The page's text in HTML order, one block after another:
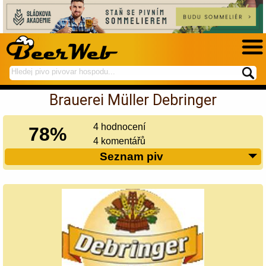
hledej
na
spustí
hledání
Brauerei Müller Debringer
78%
4 hodnocení
4 komentářů
Seznam piv